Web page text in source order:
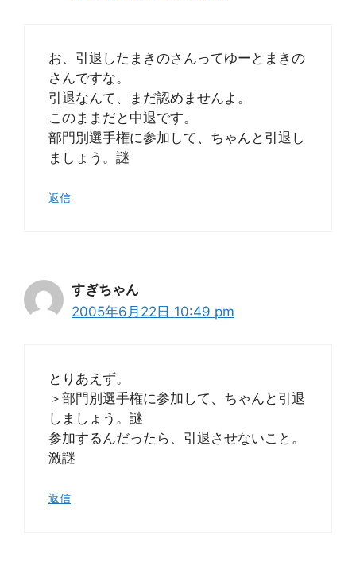
お、引退したまきのさんってゆーとまきの
さんですな。
引退なんて、まだ認めませんよ。
このままだと中退です。
部門別選手権に参加して、ちゃんと引退し
ましょう。謎
返信
すぎちゃん
2005年6月22日 10:49 pm
とりあえず。
＞部門別選手権に参加して、ちゃんと引退
しましょう。謎
参加するんだったら、引退させないこと。
激謎
返信